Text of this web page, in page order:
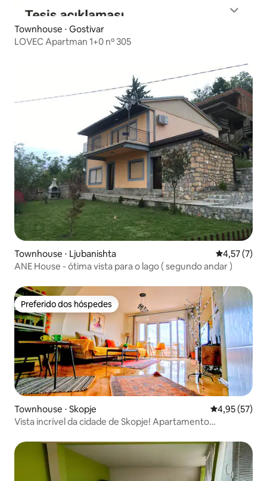
Townhouse ⋅ Gostivar
LOVEC Apartman 1+0 nº 305
Townhouse ⋅ Ljubanishta 4,57 de
4,57 (7)
ANE House - ótima vista para o lago ( segundo andar )
Preferido dos hóspedes
Preferido dos hóspedes
Townhouse ⋅ Skopje 4,95 de uma
4,95 (57)
Vista incrível da cidade de Skopje! Apartamento